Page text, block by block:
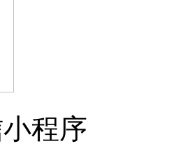
程序